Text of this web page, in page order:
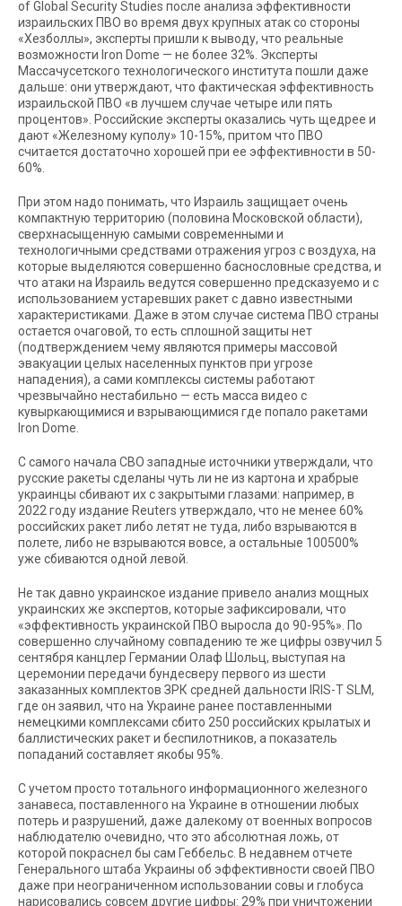
of Global Security Studies после анализа эффективности
израильских ПВО во время двух крупных атак со стороны
«Хезболлы», эксперты пришли к выводу, что реальные
возможности Iron Dome — не более 32%. Эксперты
Массачусетского технологического института пошли даже
дальше: они утверждают, что фактическая эффективность
израильской ПВО «в лучшем случае четыре или пять
процентов». Российские эксперты оказались чуть щедрее и
дают «Железному куполу» 10-15%, притом что ПВО
считается достаточно хорошей при ее эффективности в 50-
60%.
При этом надо понимать, что Израиль защищает очень
компактную территорию (половина Московской области),
сверхнасыщенную самыми современными и
технологичными средствами отражения угроз с воздуха, на
которые выделяются совершенно баснословные средства, и
что атаки на Израиль ведутся совершенно предсказуемо и с
использованием устаревших ракет с давно известными
характеристиками. Даже в этом случае система ПВО страны
остается очаговой, то есть сплошной защиты нет
(подтверждением чему являются примеры массовой
эвакуации целых населенных пунктов при угрозе
нападения), а сами комплексы системы работают
чрезвычайно нестабильно — есть масса видео с
кувыркающимися и взрывающимися где попало ракетами
Iron Dome.
С самого начала СВО западные источники утверждали, что
русские ракеты сделаны чуть ли не из картона и храбрые
украинцы сбивают их с закрытыми глазами: например, в
2022 году издание Reuters утверждало, что не менее 60%
российских ракет либо летят не туда, либо взрываются в
полете, либо не взрываются вовсе, а остальные 100500%
уже сбиваются одной левой.
Не так давно украинское издание привело анализ мощных
украинских же экспертов, которые зафиксировали, что
«эффективность украинской ПВО выросла до 90-95%». По
совершенно случайному совпадению те же цифры озвучил 5
сентября канцлер Германии Олаф Шольц, выступая на
церемонии передачи бундесверу первого из шести
заказанных комплектов ЗРК средней дальности IRIS-T SLM,
где он заявил, что на Украине ранее поставленными
немецкими комплексами сбито 250 российских крылатых и
баллистических ракет и беспилотников, а показатель
попаданий составляет якобы 95%.
С учетом просто тотального информационного железного
занавеса, поставленного на Украине в отношении любых
потерь и разрушений, даже далекому от военных вопросов
наблюдателю очевидно, что это абсолютная ложь, от
которой покраснел бы сам Геббельс. В недавнем отчете
Генерального штаба Украины об эффективности своей ПВО
даже при неограниченном использовании совы и глобуса
нарисовались совсем другие цифры: 29% при уничтожении